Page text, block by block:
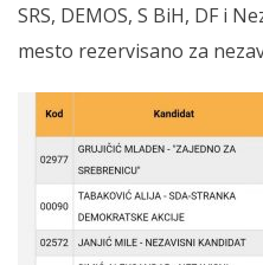
SRS, DEMOS, S BiH, DF i
mesto rezervisano za